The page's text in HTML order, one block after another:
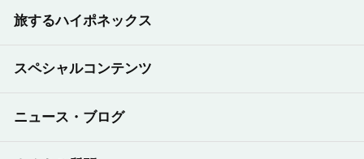
旅するハイポネックス
スペシャルコンテンツ
ニュース・ブログ